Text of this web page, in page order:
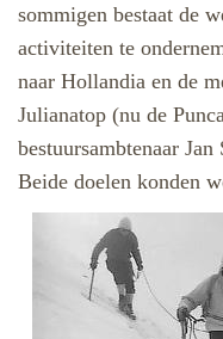
sommigen bestaat de
activiteiten te
naar Hollandia en de
Julianatop (nu de
bestuursambtenaar
Beide doelen konden